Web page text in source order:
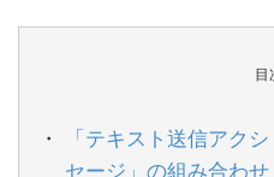
目
「テキスト送信アク
セージ」の組み合わせ